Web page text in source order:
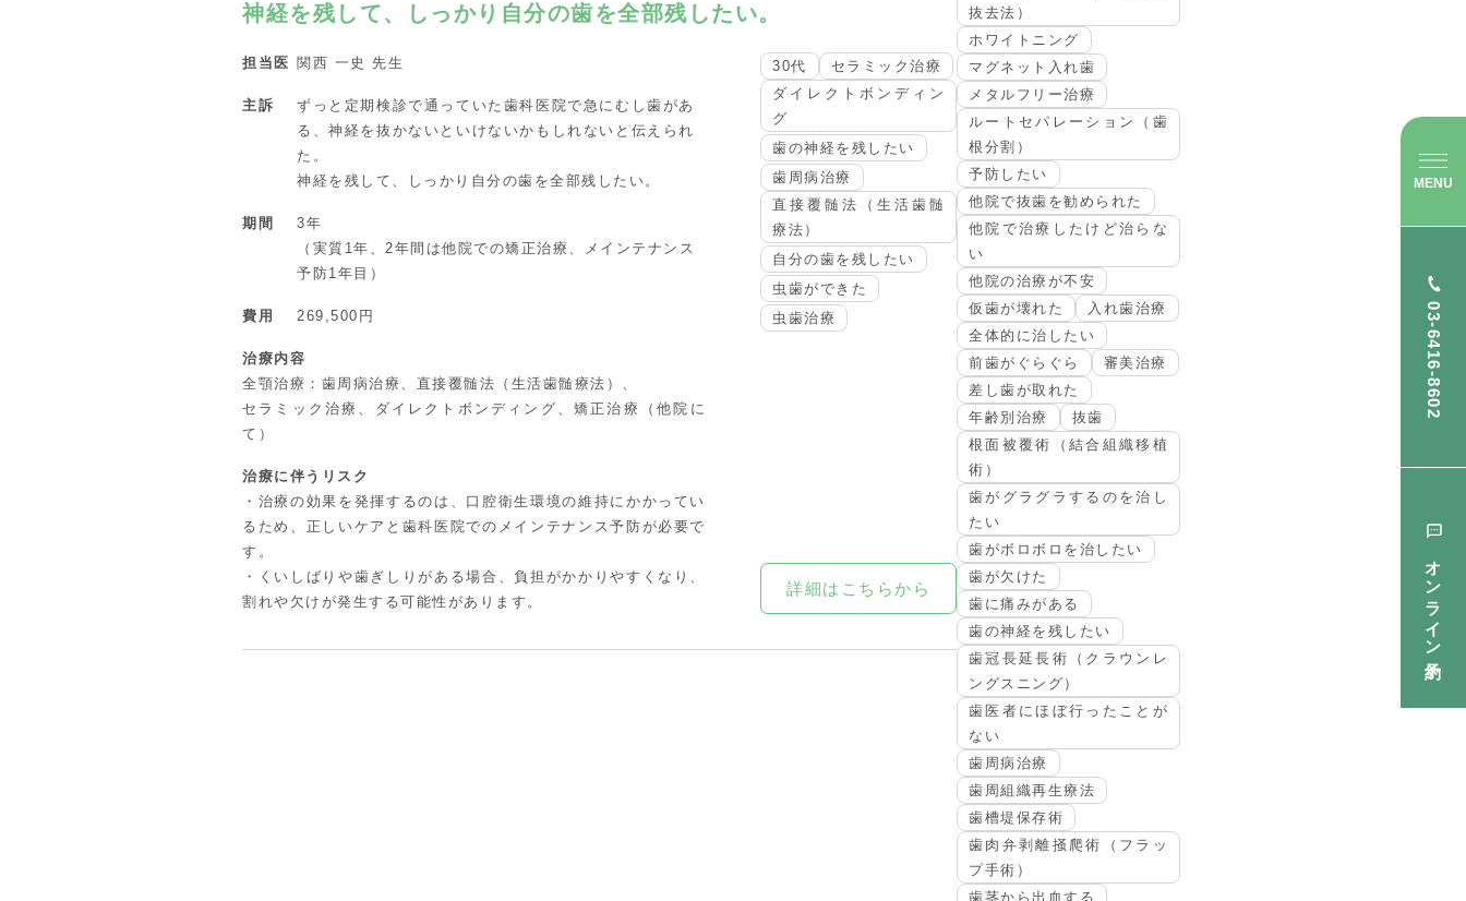
神経を残して、しっかり自分の歯を全部残したい。
担当医 関西 一史 先生
主訴
ずっと定期検診で通っていた歯科医院で急にむし歯があ
る、神経を抜かないといけないかもしれないと伝えられ
た。
神経を残して、しっかり自分の歯を全部残したい。
期間
3年
（実質1年、2年間は他院での矯正治療、メインテナンス
予防1年目）
費用 269,500円
治療内容
全顎治療：歯周病治療、直接覆髄法（生活歯髄療法）、
セラミック治療、ダイレクトボンディング、矯正治療（他院に
て）
治療に伴うリスク
・治療の効果を発揮するのは、口腔衛生環境の維持にかかってい
るため、正しいケアと歯科医院でのメインテナンス予防が必要で
す。
・くいしばりや歯ぎしりがある場合、負担がかかりやすくなり、
割れや欠けが発生する可能性があります。
30代
セラミック治療
ダイレクトボンディン
グ
歯の神経を残したい
歯周病治療
直接覆髄法（生活歯髄
療法）
自分の歯を残したい
虫歯ができた
虫歯治療
詳細はこちらから
抜去法）
ホワイトニング
マグネット入れ歯
メタルフリー治療
ルートセパレーション（歯
根分割）
予防したい
他院で抜歯を勧められた
他院で治療したけど治らな
い
他院の治療が不安
仮歯が壊れた
入れ歯治療
全体的に治したい
前歯がぐらぐら
審美治療
差し歯が取れた
年齢別治療
抜歯
根面被覆術（結合組織移植
術）
歯がグラグラするのを治し
たい
歯がボロボロを治したい
歯が欠けた
歯に痛みがある
歯の神経を残したい
歯冠長延長術（クラウンレ
ングスニング）
歯医者にほぼ行ったことが
ない
歯周病治療
歯周組織再生療法
歯槽堤保存術
歯肉弁剥離掻爬術（フラッ
プ手術）
歯茎から出血する
MENU
03-6416-8602
オンライン予約